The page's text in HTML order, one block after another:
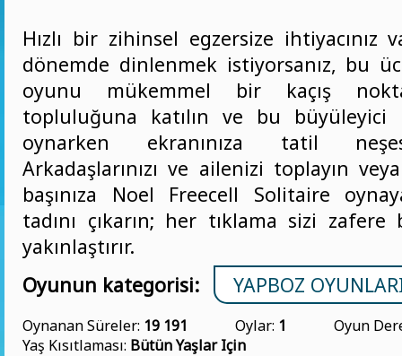
Hızlı bir zihinsel egzersize ihtiyacınız
dönemde dinlenmek istiyorsanız, bu
oyunu mükemmel bir kaçış
topluluğuna katılın ve bu
oynarken ekranınıza tatil
Arkadaşlarınızı ve ailenizi toplayın
başınıza Noel Freecell Solitaire
tadını çıkarın; her tıklama sizi zafere
yakınlaştırır.
Oyunun kategorisi:
YAPBOZ
Oynanan Süreler: 19 191 Oylar: 1
Oyun
Yaş Kısıtlaması: Bütün Yaşlar Için